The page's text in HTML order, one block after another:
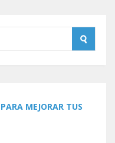
MEJORAR TUS